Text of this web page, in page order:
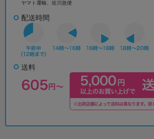
ヤマト運輸、佐川急便
配送時間
送料